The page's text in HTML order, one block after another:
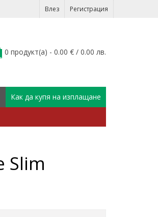
Влез Регистрация
0 продукт(а) - 0.00 € / 0.00 лв.
Как да купя на изплащане
Slim